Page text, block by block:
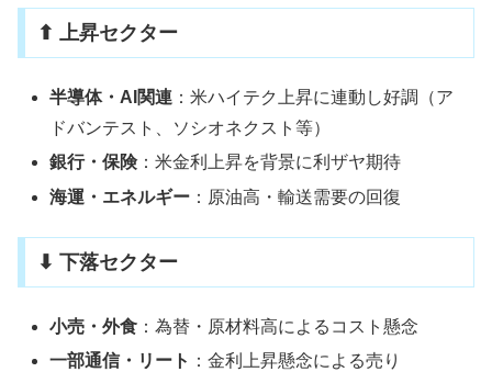
⬆ 上昇セクター
半導体・AI関連 ：米ハイテク上昇に連動し好調（ア
ドバンテスト、ソシオネクスト等）
銀行・保険：米金利上昇を背景に利ザヤ期待
海運・エネルギー ：原油高・輸送需要の回復
⬇ 下落セクター
小売・外食 ：為替・原材料高によるコスト懸念
一部通信・リート ：金利上昇懸念による売り